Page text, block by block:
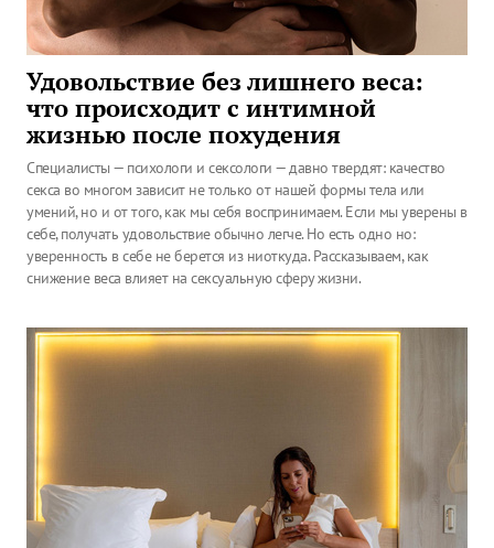
Удовольствие без лишнего веса:
что происходит с интимной
жизнью после похудения
Специалисты — психологи и сексологи — давно твердят: качество
секса во многом зависит не только от нашей формы тела или
умений, но и от того, как мы себя воспринимаем. Если мы уверены в
себе, получать удовольствие обычно легче. Но есть одно но:
уверенность в себе не берется из ниоткуда. Рассказываем, как
снижение веса влияет на сексуальную сферу жизни.